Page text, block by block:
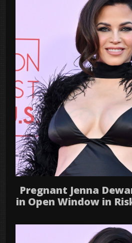
Pregnant Jenna
in Open Window in